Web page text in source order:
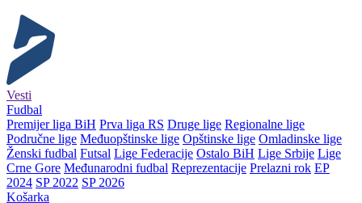
Vesti
Fudbal
Premijer liga BiH Prva liga RS Druge lige Regionalne lige
Područne lige Međuopštinske lige Opštinske lige Omladinske lige
Ženski fudbal Futsal Lige Federacije Ostalo BiH Lige Srbije Lige
Crne Gore Međunarodni fudbal Reprezentacije Prelazni rok EP
2024 SP 2022 SP 2026
Košarka